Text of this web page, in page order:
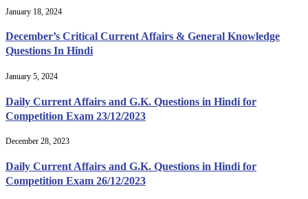
January 18, 2024
December’s Critical Current Affairs & General Knowledge
Questions In Hindi
January 5, 2024
Daily Current Affairs and G.K. Questions in Hindi for
Competition Exam 23/12/2023
December 28, 2023
Daily Current Affairs and G.K. Questions in Hindi for
Competition Exam 26/12/2023